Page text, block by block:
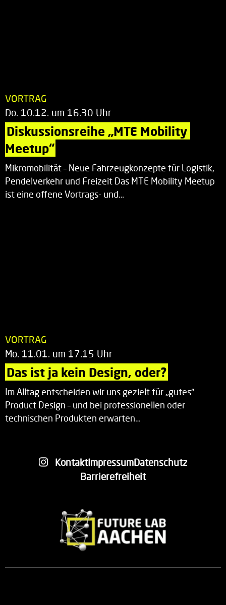
VORTRAG
Do. 10.12. um 16.30 Uhr
Diskussionsreihe „MTE Mobility
Meetup“
Mikromobilität – Neue Fahrzeugkonzepte für Logistik,
Pendelverkehr und Freizeit Das MTE Mobility Meetup
ist eine offene Vortrags- und…
VORTRAG
Mo. 11.01. um 17.15 Uhr
Das ist ja kein Design, oder?
Im Alltag entscheiden wir uns gezielt für „gutes“
Product Design – und bei professionellen oder
technischen Produkten erwarten…
KontaktImpressumDatenschutz
Barrierefreiheit